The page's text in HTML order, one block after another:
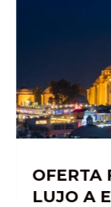
OFERTA
LUJO A